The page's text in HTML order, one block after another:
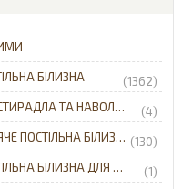
БІЛИЗНА
(1362)
ПРОСТИРАДЛА ТА НАВОЛОЧКИ
(4)
ДИТЯЧЕ ПОСТІЛЬНА БІЛИЗНА (130)
ПОСТІЛЬНА БІЛИЗНА ДЛЯ НЕМОВЛЯТ
(1)